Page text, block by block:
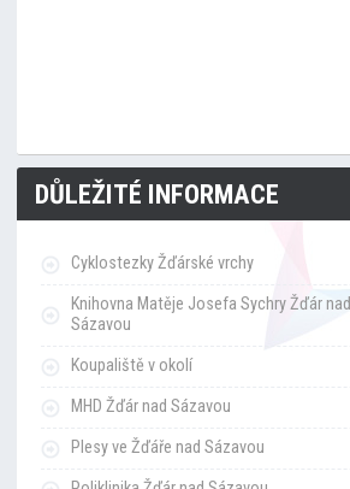
DŮLEŽITÉ INFORMACE
Cyklostezky Žďárské vrchy
Knihovna Matěje Josefa Sychry Žďár nad
Sázavou
Koupaliště v okolí
MHD Žďár nad Sázavou
Plesy ve Žďáře nad Sázavou